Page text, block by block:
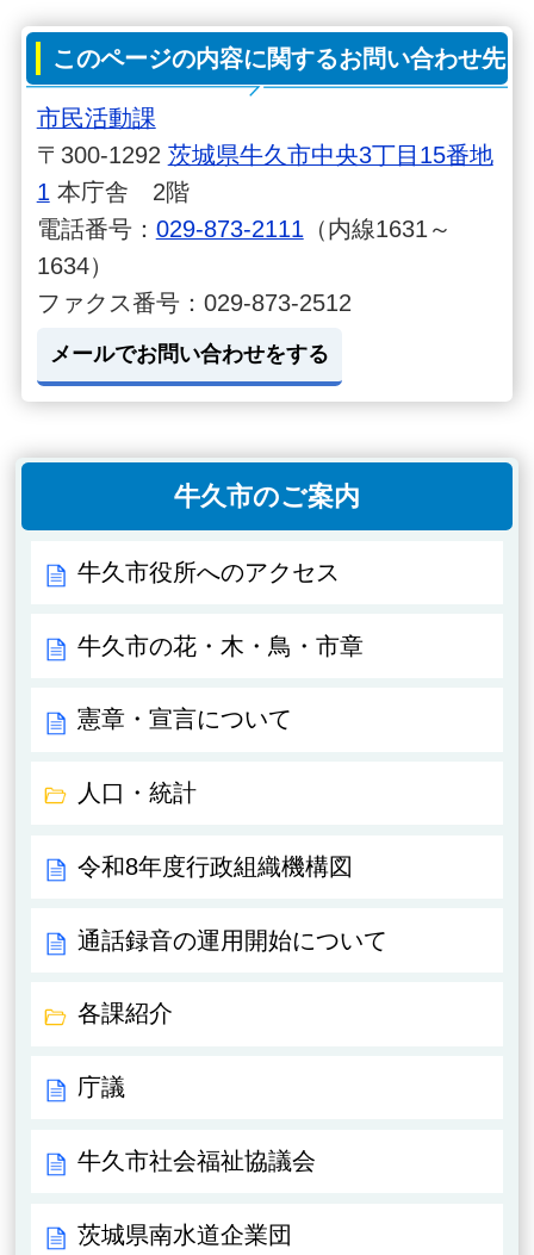
このページの内容に関するお問い合わせ先
市民活動課
〒300-1292 茨城県牛久市中央3丁目15番地
1 本庁舎 2階
電話番号： 029-873-2111 （内線1631～
1634）
ファクス番号：029-873-2512
メールでお問い合わせをする
牛久市のご案内
牛久市役所へのアクセス
牛久市の花・木・鳥・市章
憲章・宣言について
人口・統計
令和8年度行政組織機構図
通話録音の運用開始について
各課紹介
庁議
牛久市社会福祉協議会
茨城県南水道企業団